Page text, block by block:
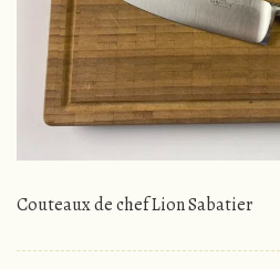
Couteaux de chef Lion Sabatier